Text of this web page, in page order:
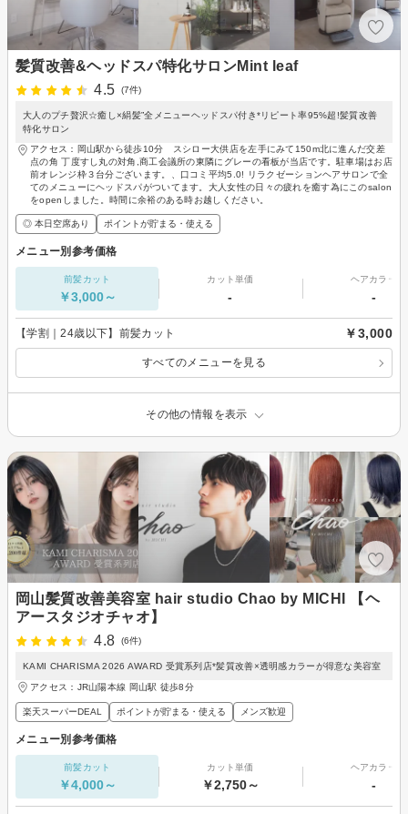
髪質改善&ヘッドスパ特化サロンMint leaf
4.5
(7件)
大人のプチ贅沢☆癒し×絹髪”全メニューヘッドスパ付き*リピート率95%超!髪質改善
特化サロン
アクセス：岡山駅から徒歩10分 スシロー大供店を左手にみて150m北に進んだ交差
点の角 丁度すし丸の対角,商工会議所の東隣にグレーの看板が当店です。駐車場はお店
前オレンジ枠３台分ございます。、口コミ平均5.0! リラクゼーションヘアサロンで全
てのメニューにヘッドスパがついてます。大人女性の日々の疲れを癒す為にこのsalon
をopenしました。時間に余裕のある時お越しください。
◎ 本日空席あり ポイントが貯まる・使える
メニュー別参考価格
前髪カット
￥3,000～
カット単価
-
ヘアカラー
-
【学割｜24歳以下】前髪カット ￥3,000
すべてのメニューを見る
その他の情報を表示
岡山髪質改善美容室 hair studio Chao by MICHI 【ヘ
アースタジオチャオ】
4.8
(6件)
KAMI CHARISMA 2026 AWARD 受賞系列店*髪質改善×透明感カラーが得意な美容室
アクセス：JR山陽本線 岡山駅 徒歩8分
楽天スーパーDEAL ポイントが貯まる・使える メンズ歓迎
メニュー別参考価格
前髪カット
￥4,000～
カット単価
￥2,750～
ヘアカラー
-